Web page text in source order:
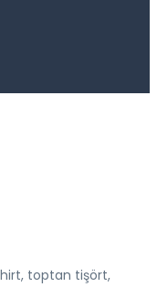
toptan tişört,